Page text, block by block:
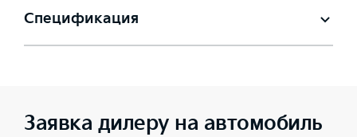
Спецификация
Заявка дилеру на автомобиль